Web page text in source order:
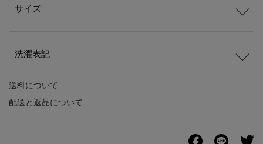
送料について
配送と返品について
サイズ
洗濯表記